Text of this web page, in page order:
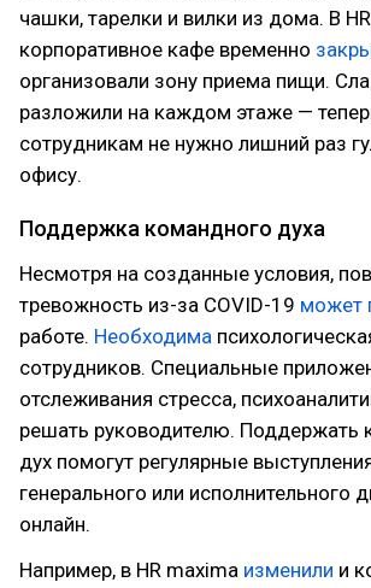
чашки, тарелки и вилки из дома. В
корпоративное кафе временно
организовали зону приема пищи.
разложили на каждом этаже —
сотрудникам не нужно лишний раз
офису.
Поддержка командного духа
Несмотря на созданные условия,
тревожность из-за COVID-19 может
работе. Необходима
сотрудников. Специальные
отслеживания стресса,
решать руководителю. Поддержать
дух помогут регулярные
генерального или исполнительного
онлайн.
Например, в HR maxima изменили и